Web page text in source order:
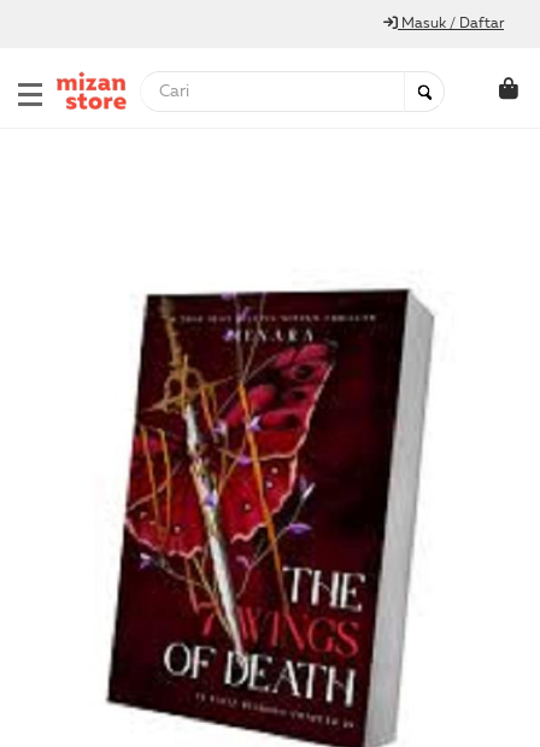
Masuk / Daftar